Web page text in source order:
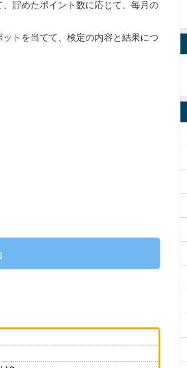
貯めたポイント数に応じて、毎月の
トを当てて、検定の内容と結果につ